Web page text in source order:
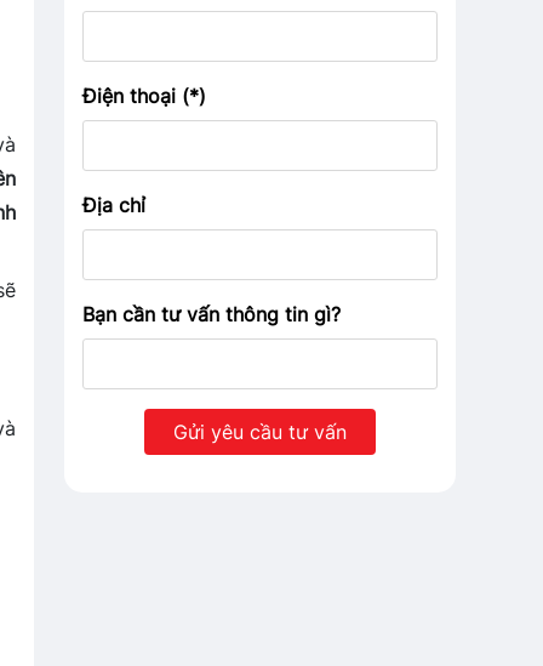
Điện thoại (*)
Địa chỉ
Bạn cần tư vấn thông tin gì?